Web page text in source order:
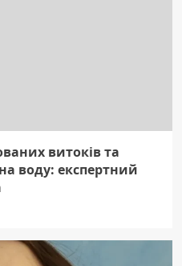
витоків та
воду: експертний